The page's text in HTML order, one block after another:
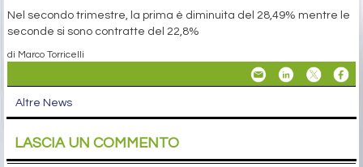
Nel secondo trimestre, la prima è diminuita del 28,49% mentre le
seconde si sono contratte del 22,8%
di Marco Torricelli
Altre News
LASCIA UN COMMENTO